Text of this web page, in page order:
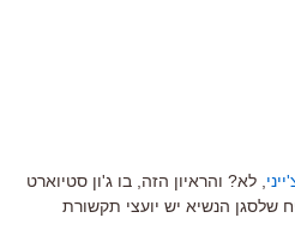
, לא? והראיון הזה, בו ג'ון סטיוארט
שלסגן הנשיא יש יועצי תקשורת